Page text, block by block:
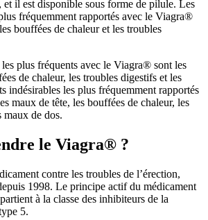
et il est disponible sous forme de pilule. Les
fréquemment rapportés avec le Viagra®
bouffées de chaleur et les troubles
plus fréquents avec le Viagra® sont les
de chaleur, les troubles digestifs et les
indésirables les plus fréquemment rapportés
maux de tête, les bouffées de chaleur, les
maux de dos.
le Viagra® ?
contre les troubles de l’érection,
1998. Le principe actif du médicament
à la classe des inhibiteurs de la
5.